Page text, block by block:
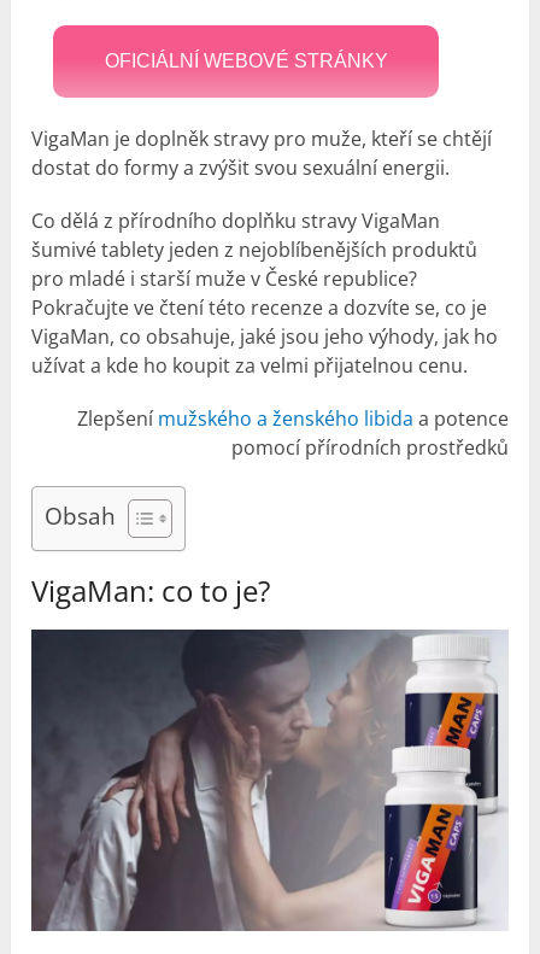
OFICIÁLNÍ WEBOVÉ STRÁNKY
VigaMan je doplněk stravy pro muže, kteří se chtějí
dostat do formy a zvýšit svou sexuální energii.
Co dělá z přírodního doplňku stravy VigaMan
šumivé tablety jeden z nejoblíbenějších produktů
pro mladé i starší muže v České republice?
Pokračujte ve čtení této recenze a dozvíte se, co je
VigaMan, co obsahuje, jaké jsou jeho výhody, jak ho
užívat a kde ho koupit za velmi přijatelnou cenu.
Zlepšení mužského a ženského libida a potence
pomocí přírodních prostředků
Obsah
VigaMan: co to je?